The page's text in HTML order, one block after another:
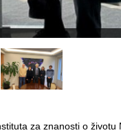
za znanosti o životu